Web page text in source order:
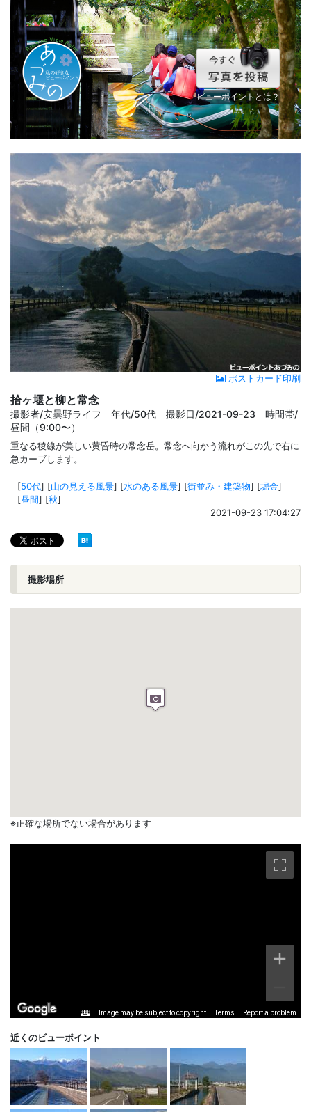
ビューポイントとは？
ポストカード印刷
拾ヶ堰と柳と常念
撮影者/安曇野ライフ 年代/50代 撮影日/2021-09-23 時間帯/
昼間（9:00〜）
重なる稜線が美しい黄昏時の常念岳。常念へ向かう流れがこの先で右に
急カーブします。
[50代] [山の見える風景] [水のある風景] [街並み・建築物] [堀金]
[昼間] [秋]
2021-09-23 17:04:27
撮影場所
※正確な場所でない場合があります
Image may be subject to copyright Terms Report a problem
近くのビューポイント